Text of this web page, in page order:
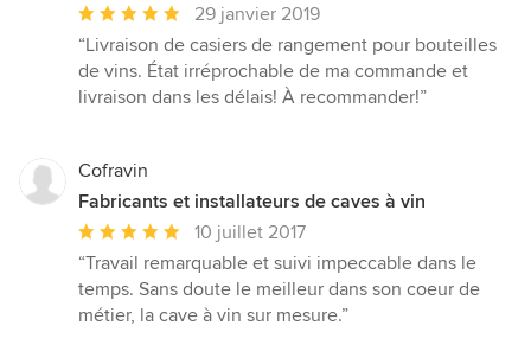
Note
moyenne
:
5
5
29 janvier 2019
“Livraison de casiers de rangement pour bouteilles
de vins. État irréprochable de ma commande et
livraison dans les délais! À recommander!”
Cofravin
Fabricants et installateurs de caves à vin
Note
moyenne
:
5
10 juillet 2017
“Travail remarquable et suivi impeccable dans le
temps. Sans doute le meilleur dans son coeur de
métier, la cave à vin sur mesure.”